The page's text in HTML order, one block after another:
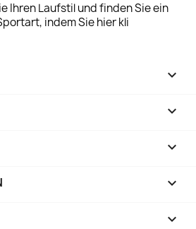
Ihren Laufstil und finden Sie ein
indem Sie hier kli




